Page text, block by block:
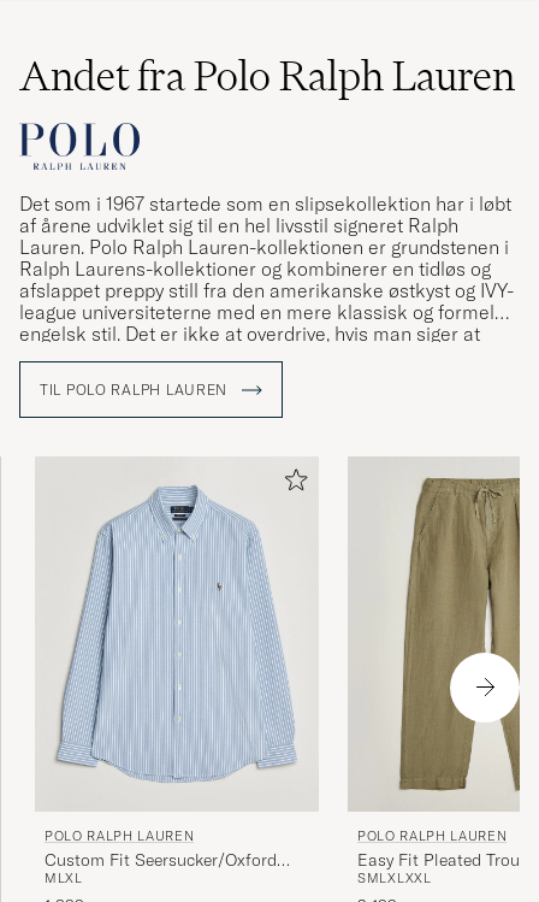
Andet fra Polo Ralph Lauren
Det som i 1967 startede som en slipsekollektion har i løbt
af årene udviklet sig til en hel livsstil signeret Ralph
Lauren. Polo Ralph Lauren-kollektionen er grundstenen i
Ralph Laurens-kollektioner og kombinerer en tidløs og
afslappet preppy still fra den amerikanske østkyst og IVY-
league universiteterne med en mere klassisk og formel
engelsk stil. Det er ikke at overdrive, hvis man siger at
Ralph Lauren har været med til at definere den
TIL POLO RALPH LAUREN
POLO RALPH LAUREN
Custom Fit Seersucker/Oxford
Stripe Shirt Blue
M LXL
POLO RALPH LAUREN
Easy Fit Pleated
Green
SMLXLXXL